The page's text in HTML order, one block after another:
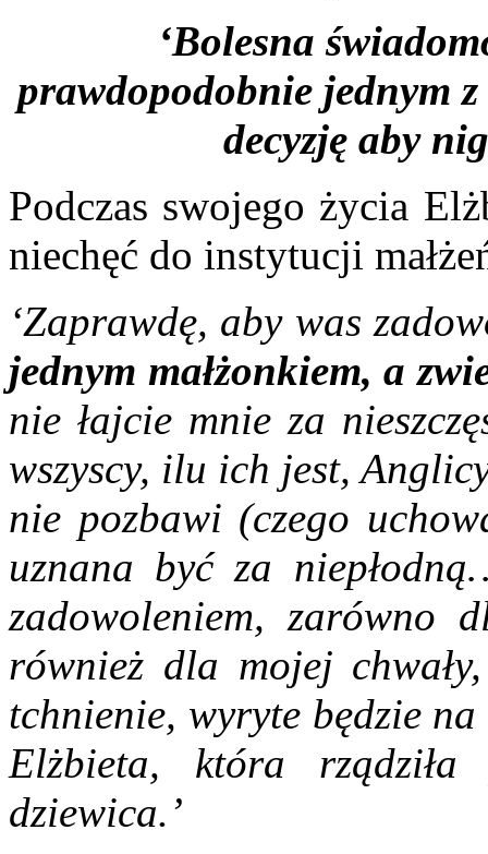
‘Bolesna
prawdopodobnie jednym
decyzję aby
Podczas swojego życia
niechęć do instytucji
‘Zaprawdę, aby was
jednym małżonkiem, a
nie łajcie mnie za
wszyscy, ilu ich jest,
nie pozbawi (czego
uznana być za
zadowoleniem, zarówno
również dla mojej
tchnienie, wyryte będzie
Elżbieta, która
dziewica.’